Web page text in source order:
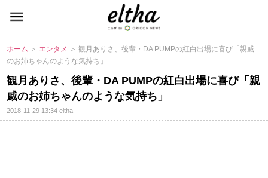
ホーム ＞ エンタメ ＞ 観月ありさ、後輩・DA PUMPの紅白出場に喜び「親戚
のお姉ちゃんのような気持ち」
観月ありさ、後輩・DA PUMPの紅白出場に喜び「親
戚のお姉ちゃんのような気持ち」
2018-11-29 13:34eltha